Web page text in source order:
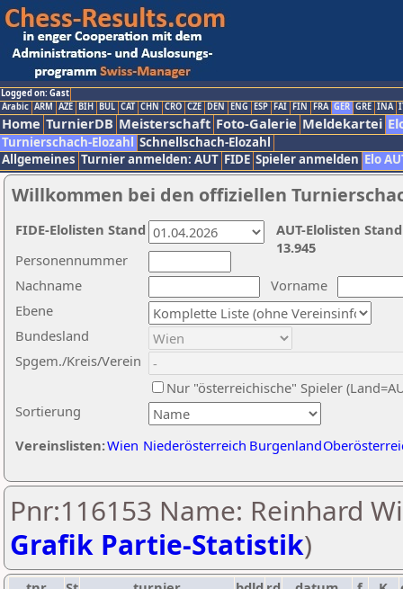
Logged on: Gast
Arabic ARM AZE BIH BUL CAT CHN CRO CZE DEN ENG ESP FAI FIN FRA GER GRE INA
Home TurnierDB Meisterschaft Foto-Galerie Meldekartei
Turnierschach-Elozahl Schnellschach-Elozahl
Allgemeines Turnier anmelden: AUT FIDE Spieler anmelden Elo
Willkommen bei den offiziellen
Nachname
Vorname
Ebene
Sortierung
Personennummer
Bundesland
Spgem./Kreis/Verein
Nur "österreichische" Spieler
Vereinslisten:Wien Niederösterreich Burgenland
AUT-Elolisten
13.945
FIDE-Elolisten Stand
Pnr:116153 Name: Reinhard
Grafik Partie-Statistik)